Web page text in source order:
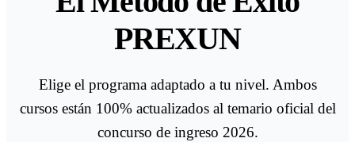
PREXUN
Elige el programa adaptado a tu nivel. Ambos
cursos están 100% actualizados al temario oficial del
concurso de ingreso 2026.